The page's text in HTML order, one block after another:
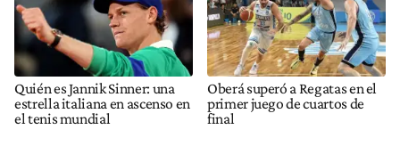
Quién es Jannik Sinner: una
estrella italiana en ascenso en
el tenis mundial
Oberá superó a Regatas en el
primer juego de cuartos de
final